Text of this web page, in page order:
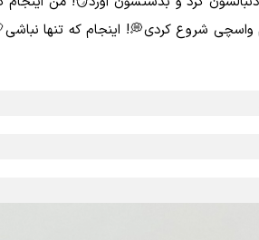
واسچی شروع کردی💭! اینجام که